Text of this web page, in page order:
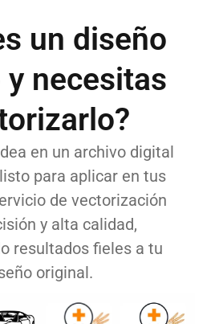
un diseño
y necesitas
en un archivo digital
para aplicar en tus
de vectorización
y alta calidad,
resultados fieles a tu
original.